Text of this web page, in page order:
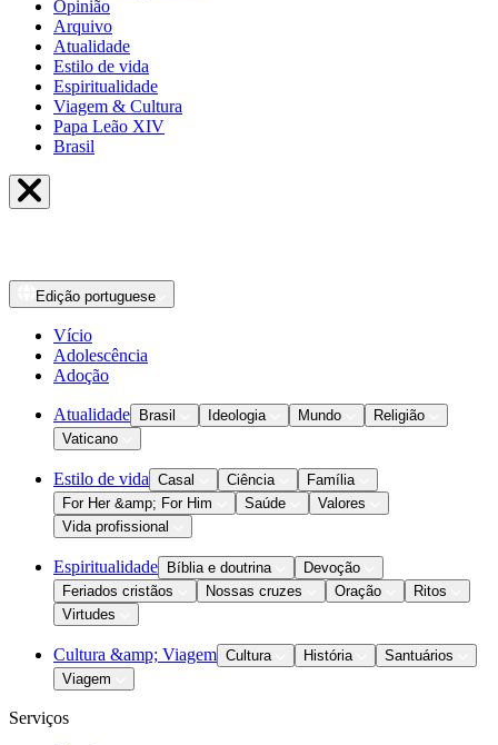
Opinião
Arquivo
Atualidade
Estilo de vida
Espiritualidade
Viagem & Cultura
Papa Leão XIV
Brasil
Edição portuguese
Vício
Adolescência
Adoção
Atualidade Brasil Ideologia Mundo
Religião
Vaticano
Estilo de vida Casal Ciência
Família
For Her &amp; For Him
Saúde
Valores
Vida profissional
Espiritualidade Bíblia e doutrina
Devoção
Feriados cristãos
Nossas cruzes Oração
Ritos
Virtudes
Cultura &amp; Viagem Cultura História
Santuários
Viagem
Serviços